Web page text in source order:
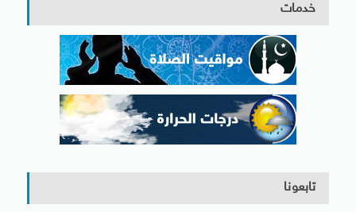
خدمات
تابعونا